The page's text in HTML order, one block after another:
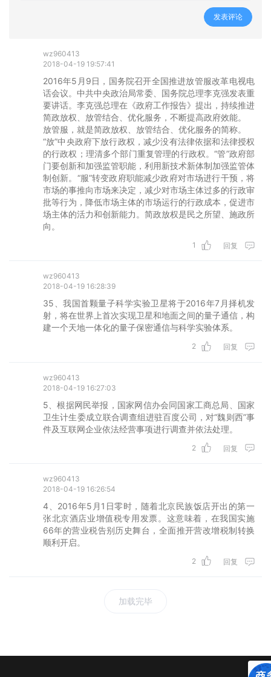
发表评论
wz960413
2018-04-19 19:57:41
2016年5月9日，国务院召开全国推进放管服改革电视电
话会议。中共中央政治局常委、国务院总理李克强发表重
要讲话。李克强总理在《政府工作报告》提出，持续推进
简政放权、放管结合、优化服务，不断提高政府效能。
放管服，就是简政放权、放管结合、优化服务的简称。
“放”中央政府下放行政权，减少没有法律依据和法律授权
的行政权；理清多个部门重复管理的行政权。“管”政府部
门要创新和加强监管职能，利用新技术新体制加强监管体
制创新。“服”转变政府职能减少政府对市场进行干预，将
市场的事推向市场来决定，减少对市场主体过多的行政审
批等行为，降低市场主体的市场运行的行政成本，促进市
场主体的活力和创新能力。简政放权是民之所望、施政所
向。
1 回复
wz960413
2018-04-19 16:28:39
35、我国首颗量子科学实验卫星将于2016年7月择机发
射，将在世界上首次实现卫星和地面之间的量子通信，构
建一个天地一体化的量子保密通信与科学实验体系。
2 回复
wz960413
2018-04-19 16:27:03
5、根据网民举报，国家网信办会同国家工商总局、国家
卫生计生委成立联合调查组进驻百度公司，对“魏则西”事
件及互联网企业依法经营事项进行调查并依法处理。
2 回复
wz960413
2018-04-19 16:26:54
4、2016年5月1日零时，随着北京民族饭店开出的第一
张北京酒店业增值税专用发票。这意味着，在我国实施
66年的营业税告别历史舞台，全面推开营改增税制转换
顺利开启。
2 回复
加载完毕